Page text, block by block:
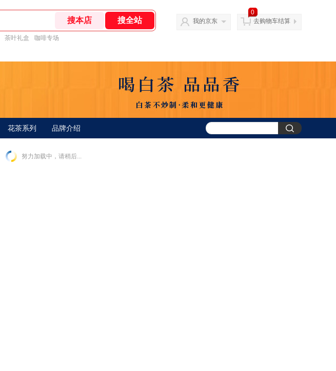
茶叶礼盒 咖啡专场
我的京东
0
去购物车结算
花茶系列 品牌介绍
努力加载中，请稍后...